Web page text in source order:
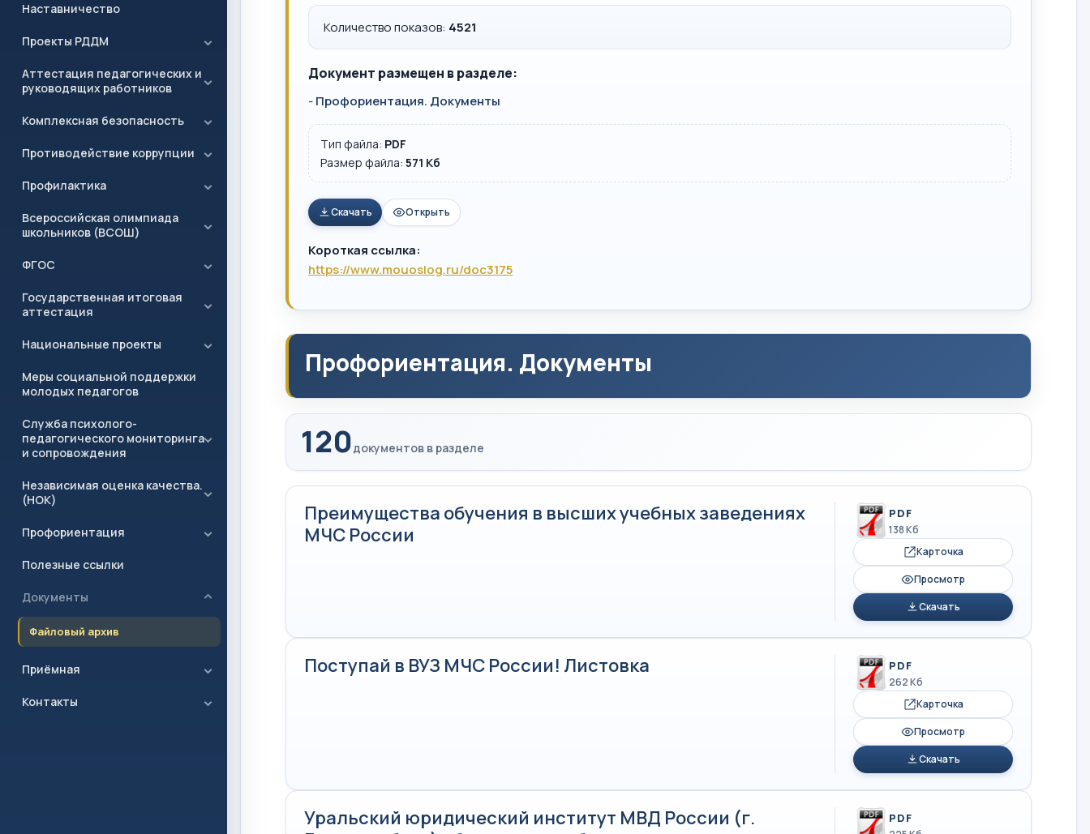
Наставничество
Проекты РДДМ
Аттестация педагогических и
руководящих работников
Комплексная безопасность
Противодействие коррупции
Профилактика
Всероссийская олимпиада
школьников (ВСОШ)
ФГОС
Государственная итоговая
аттестация
Национальные проекты
Меры социальной поддержки
молодых педагогов
Служба психолого-
педагогического мониторинга
и сопровождения
Независимая оценка качества.
(НОК)
Профориентация
Полезные ссылки
Документы
Файловый архив
Приёмная
Контакты
Количество показов: 4521
Документ размещен в разделе:
-Профориентация. Документы
Тип файла: PDF
Размер файла: 571 Кб
Скачать Открыть
Короткая ссылка:
https://www.mouoslog.ru/doc3175
Профориентация. Документы
120документов в разделе
Преимущества обучения в высших учебных заведениях
МЧС России
PDF
138 Кб
Карточка
Просмотр
Скачать
Поступай в ВУЗ МЧС России! Листовка PDF
262 Кб
Карточка
Просмотр
Скачать
Уральский юридический институт МВД России (г.
PDF